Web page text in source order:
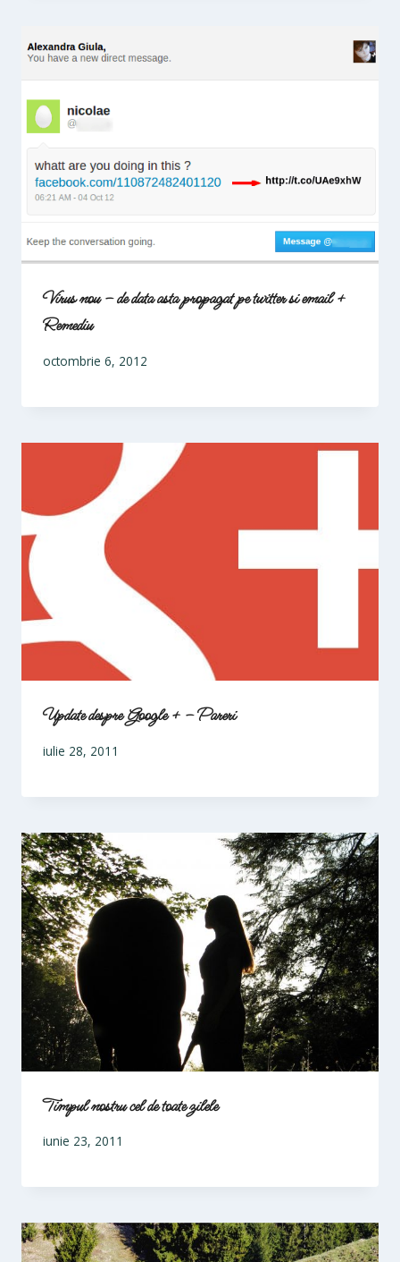
Virus nou – de data asta propagat pe twitter si email +
Remediu
octombrie 6, 2012
Update despre Google + – Pareri
iulie 28, 2011
Timpul nostru cel de toate zilele
iunie 23, 2011